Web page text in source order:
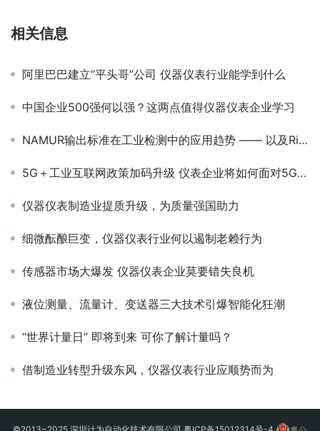
相关信息
阿里巴巴建立“平头哥”公司 仪器仪表行业能学到什么
中国企业500强何以强？这两点值得仪器仪表企业学习
NAMUR输出标准在工业检测中的应用趋势 —— 以及Ring-11振动式液位开关的实践突破
5G＋工业互联网政策加码升级 仪表企业将如何面对5G时代
仪器仪表制造业提质升级，为质量强国助力
细微酝酿巨变，仪器仪表行业何以遏制老赖行为
传感器市场大爆发 仪器仪表企业莫要错失良机
液位测量、流量计、变送器三大技术引爆智能化狂潮
“世界计量日” 即将到来 可你了解计量吗？
借制造业转型升级东风，仪器仪表行业应顺势而为